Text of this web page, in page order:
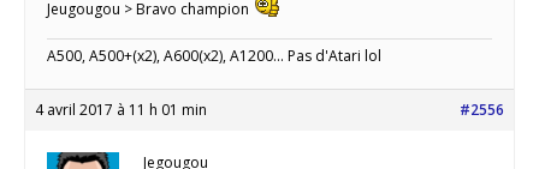
Jeugougou > Bravo champion
A500, A500+(x2), A600(x2), A1200... Pas d'Atari lol
4 avril 2017 à 11 h 01 min #2556
Jegougou